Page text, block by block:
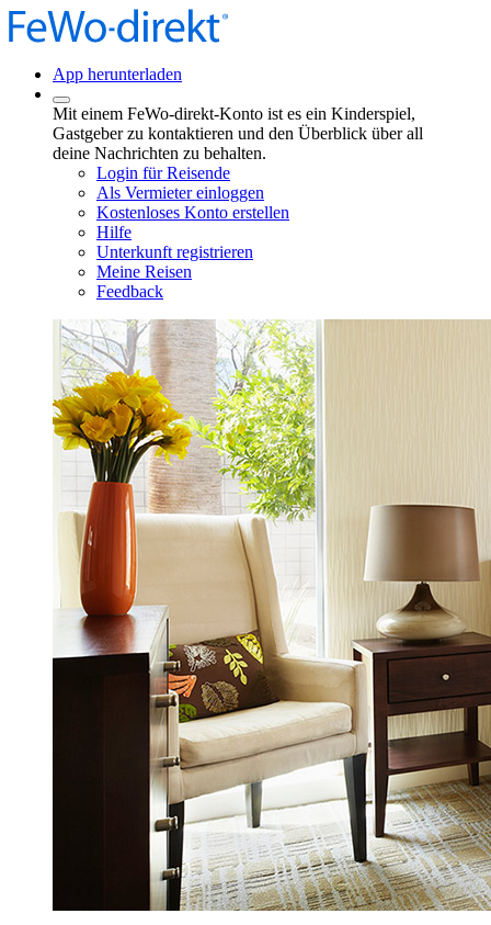
App herunterladen
Mit einem FeWo-direkt-Konto ist es ein Kinderspiel,
Gastgeber zu kontaktieren und den Überblick über all
deine Nachrichten zu behalten.
Login für Reisende
Als Vermieter einloggen
Kostenloses Konto erstellen
Hilfe
Unterkunft registrieren
Meine Reisen
Feedback